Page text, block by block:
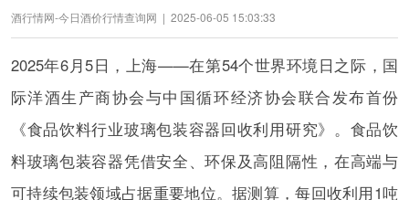
酒行情网-今日酒价行情查询网 | 2025-06-05 15:03:33
2025年6月5日，上海——在第54个世界环境日之际，国
际洋酒生产商协会与中国循环经济协会联合发布首份
《食品饮料行业玻璃包装容器回收利用研究》。食品饮
料玻璃包装容器凭借安全、环保及高阻隔性，在高端与
可持续包装领域占据重要地位。据测算，每回收利用1吨